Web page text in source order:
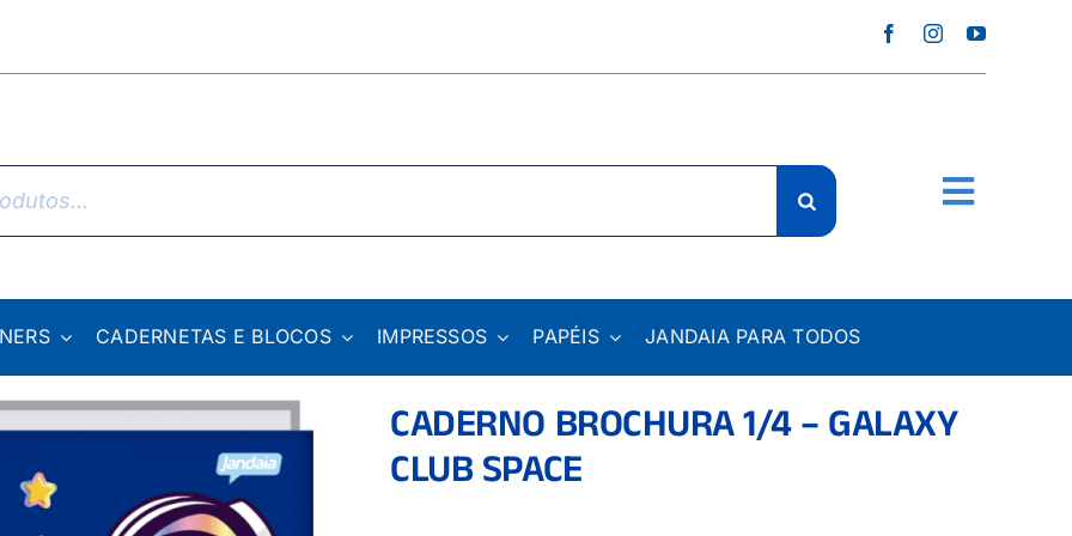
CADERNETAS E BLOCOS IMPRESSOS PAPÉIS JANDAIA PARA TODOS
CADERNO BROCHURA 1/4 – GALAXY
CLUB SPACE